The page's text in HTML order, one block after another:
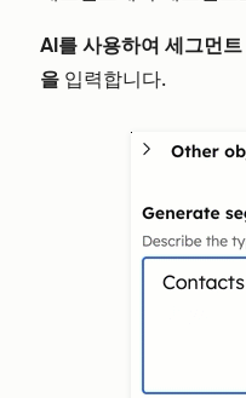
AI를 사용하여 세그먼
을 입력합니다.